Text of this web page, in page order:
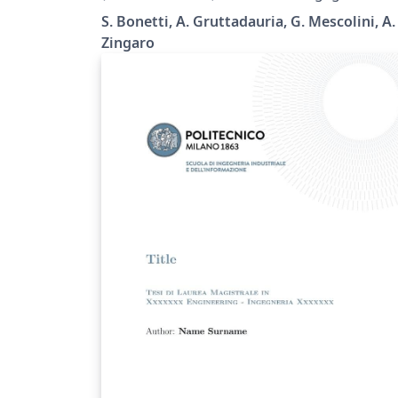
Politecnico di Milano
Industriale e dell'Informazione - Politecnico
Milano.
S. Bonetti, A. Gruttadauria, G. Mescolini, A.
Zingaro